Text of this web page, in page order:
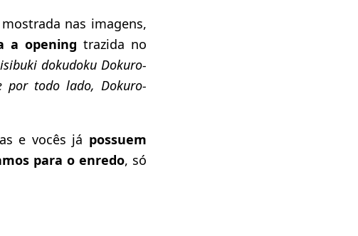
mostrada nas imagens,
a opening trazida no
dokudoku Dokuro-
por todo lado, Dokuro-
e vocês já possuem
para o enredo, só